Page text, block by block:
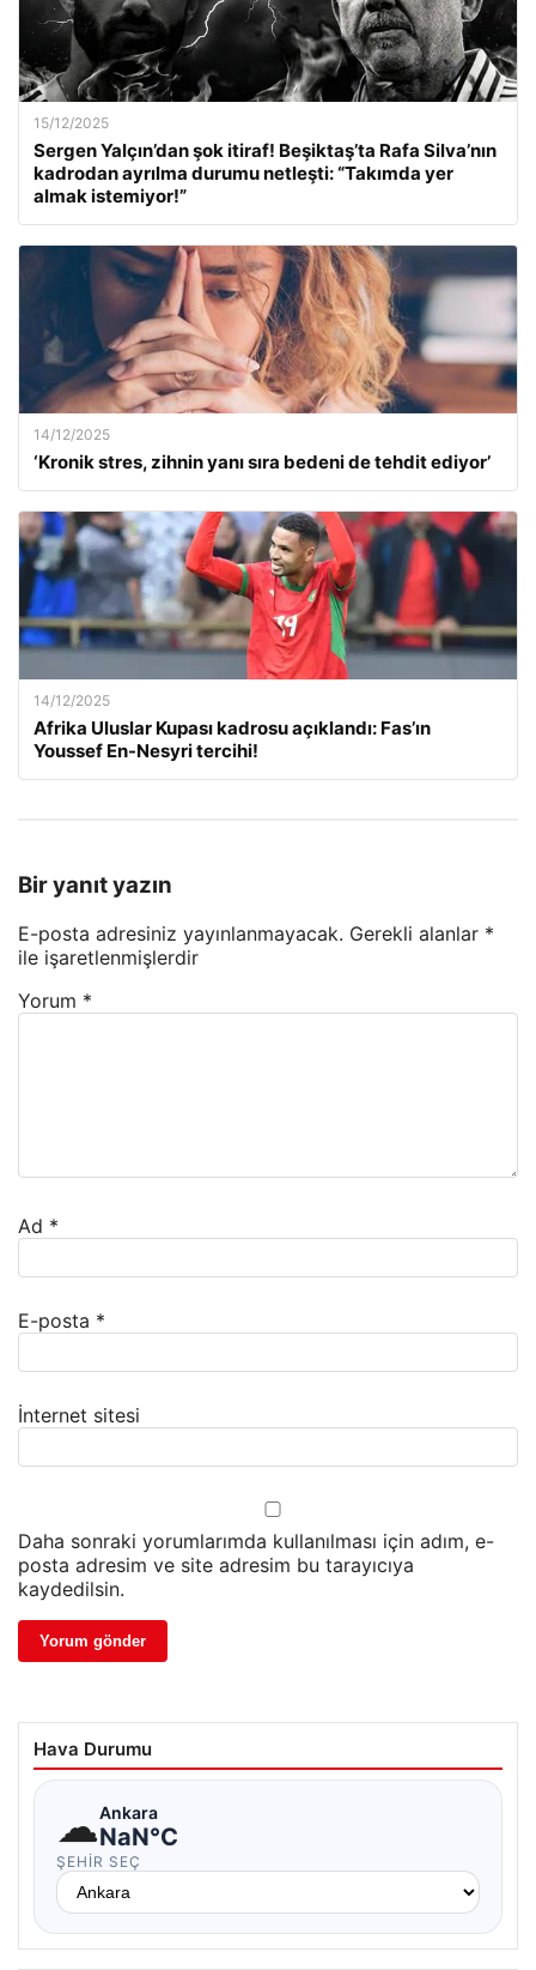
15/12/2025
Sergen Yalçın’dan şok itiraf! Beşiktaş’ta Rafa Silva’nın
kadrodan ayrılma durumu netleşti: “Takımda yer
almak istemiyor!”
14/12/2025
‘Kronik stres, zihnin yanı sıra bedeni de tehdit ediyor’
14/12/2025
Afrika Uluslar Kupası kadrosu açıklandı: Fas’ın
Youssef En-Nesyri tercihi!
Bir yanıt yazın
E-posta adresiniz yayınlanmayacak. Gerekli alanlar *
ile işaretlenmişlerdir
Yorum *
Ad *
E-posta *
İnternet sitesi
Daha sonraki yorumlarımda kullanılması için adım, e-
posta adresim ve site adresim bu tarayıcıya
kaydedilsin.
Hava Durumu
☁Ankara
NaN°C
ŞEHIR SEÇ